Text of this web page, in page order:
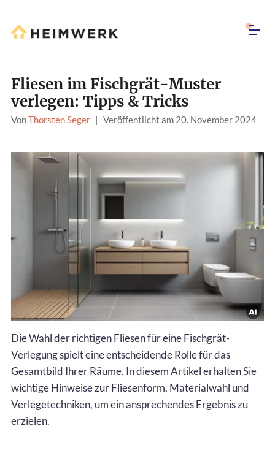
Fliesen im Fischgrät-Muster
verlegen: Tipps & Tricks
VonThorsten Seger | Veröffentlicht am 20. November 2024
Die Wahl der richtigen Fliesen für eine Fischgrät-
Verlegung spielt eine entscheidende Rolle für das
Gesamtbild Ihrer Räume. In diesem Artikel erhalten Sie
wichtige Hinweise zur Fliesenform, Materialwahl und
Verlegetechniken, um ein ansprechendes Ergebnis zu
erzielen.